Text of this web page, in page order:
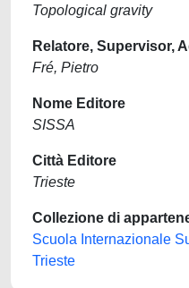
Topological gravity
Relatore, Supervisor,
Fré, Pietro
Nome Editore
SISSA
Città Editore
Trieste
Collezione di
Scuola Internazionale
Trieste